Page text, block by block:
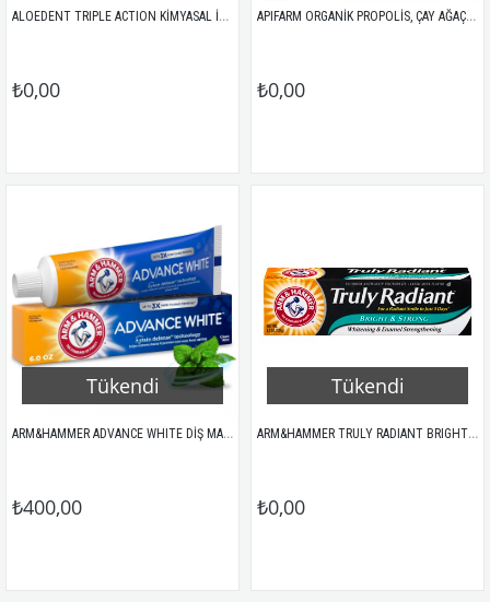
ALOEDENT TRIPLE ACTION KİMYASAL İÇERMEYEN DİŞ MACUNU 100ML
₺0,00
APIFARM ORGANİK PROPOLİS, ÇAY AĞAÇLI DİŞ MACUNU 75ML
₺0,00
Tükendi
ARM&HAMMER ADVANCE WHITE DİŞ MACUNU 170GR
₺400,00
Tükendi
ARM&HAMMER TRULY RADIANT BRIGHT & STRONG DŞ MACUNU 121GR
₺0,00